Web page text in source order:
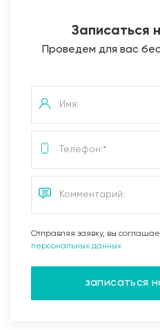
Записаться
Проведем для вас
Отправляя заявку, вы
персональных данных
записаться